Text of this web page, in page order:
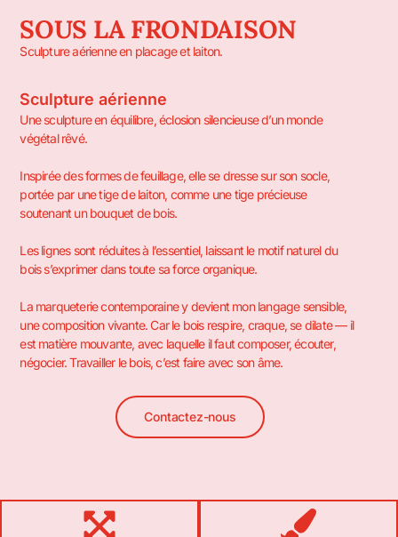
SOUS LA FRONDAISON
Sculpture aérienne en placage et laiton.
Sculpture aérienne
Une sculpture en équilibre, éclosion silencieuse d’un monde
végétal rêvé.
Inspirée des formes de feuillage, elle se dresse sur son socle,
portée par une tige de laiton, comme une tige précieuse
soutenant un bouquet de bois.
Les lignes sont réduites à l’essentiel, laissant le motif naturel du
bois s’exprimer dans toute sa force organique.
La marqueterie contemporaine y devient mon langage sensible,
une composition vivante. Car le bois respire, craque, se dilate — il
est matière mouvante, avec laquelle il faut composer, écouter,
négocier. Travailler le bois, c’est faire avec son âme.
Contactez-nous